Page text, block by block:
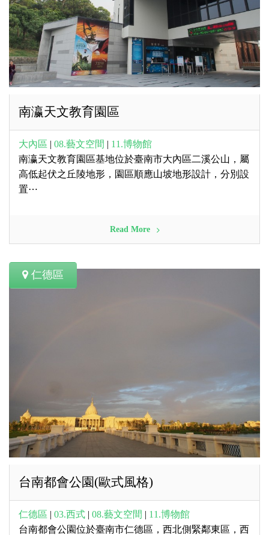
南瀛天文教育園區
大內區 | 08.藝文空間 | 11.博物館
南瀛天文教育園區基地位於臺南市大內區二溪公山，屬
高低起伏之丘陵地形，園區順應山坡地形設計，分別設
置⋯
Read More
仁德區
台南都會公園(歐式風格)
仁德區 03.西式 08.藝文空間
11.博物館
台南都會公園位於臺南市仁德區，西北側緊鄰東區，西